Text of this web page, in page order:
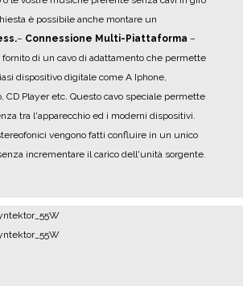
è possibile anche montare un
– Connessione Multi-Piattaforma –
fornito di un cavo di adattamento che permette
dispositivo digitale come A Iphone,
CD Player etc. Questo cavo speciale permette
tra l'apparecchio ed i moderni dispositivi.
vengono fatti confluire in un unico
incrementare il carico dell'unità sorgente.